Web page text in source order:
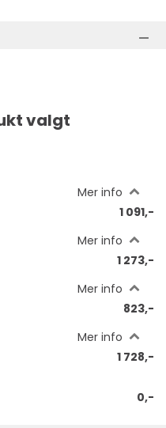
valgt
Mer info
1 091,-
Mer info
1 273,-
Mer info
823,-
Mer info
1 728,-
0,-